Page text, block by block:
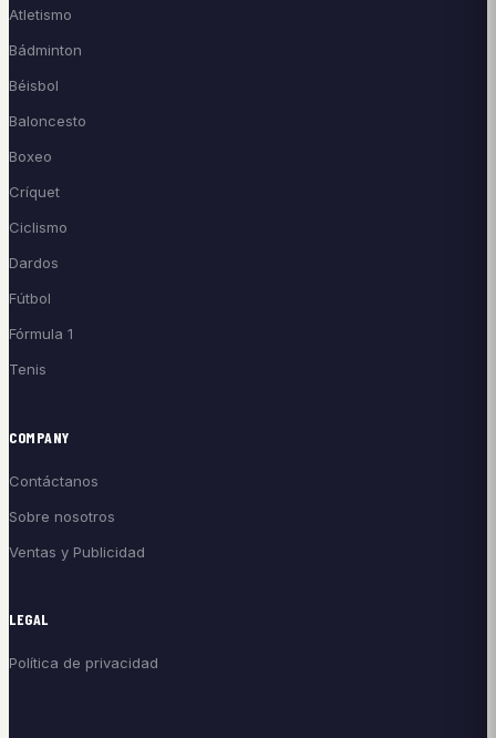
Atletismo
Bádminton
Béisbol
Baloncesto
Boxeo
Críquet
Ciclismo
Dardos
Fútbol
Fórmula 1
Tenis
COMPANY
Contáctanos
Sobre nosotros
Ventas y Publicidad
LEGAL
Política de privacidad